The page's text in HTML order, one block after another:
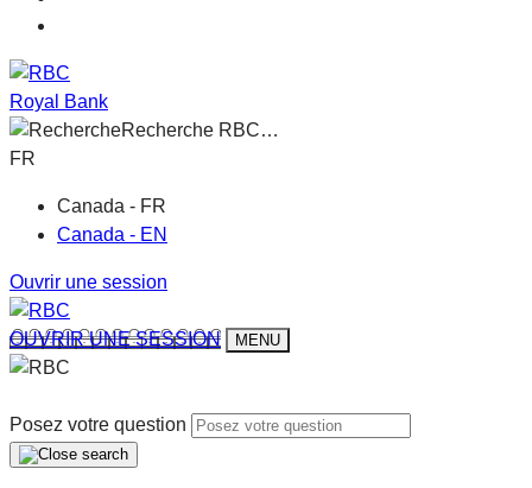
Royal Bank
Recherche RBC…
FR
Canada - FR
Canada - EN
Ouvrir une session
OUVRIR UNE SESSION MENU
Posez votre question